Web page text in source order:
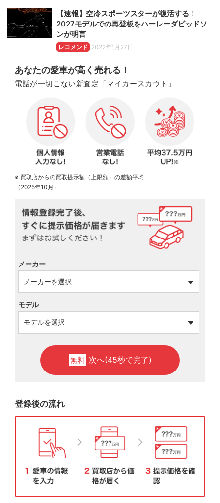
【速報】空冷スポーツスターが復活する！
2027モデルでの再登板をハーレーダビッドソ
ンが明言
レコメンド 2022年1月27日
あなたの愛車が高く売れる！
電話が一切こない新査定「マイカースカウト」
※ 買取店からの買取提示額（上限額）の差額平均
（2025年10月）
メーカー
モデル
無料 次へ(45秒で完了)
登録後の流れ